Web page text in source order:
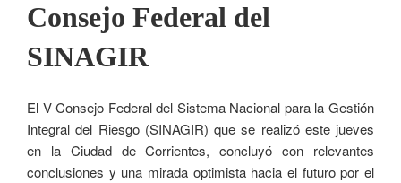
Consejo Federal del
SINAGIR
El V Consejo Federal del Sistema Nacional para la Gestión
Integral del Riesgo (SINAGIR) que se realizó este jueves
en la Ciudad de Corrientes, concluyó con relevantes
conclusiones y una mirada optimista hacia el futuro por el